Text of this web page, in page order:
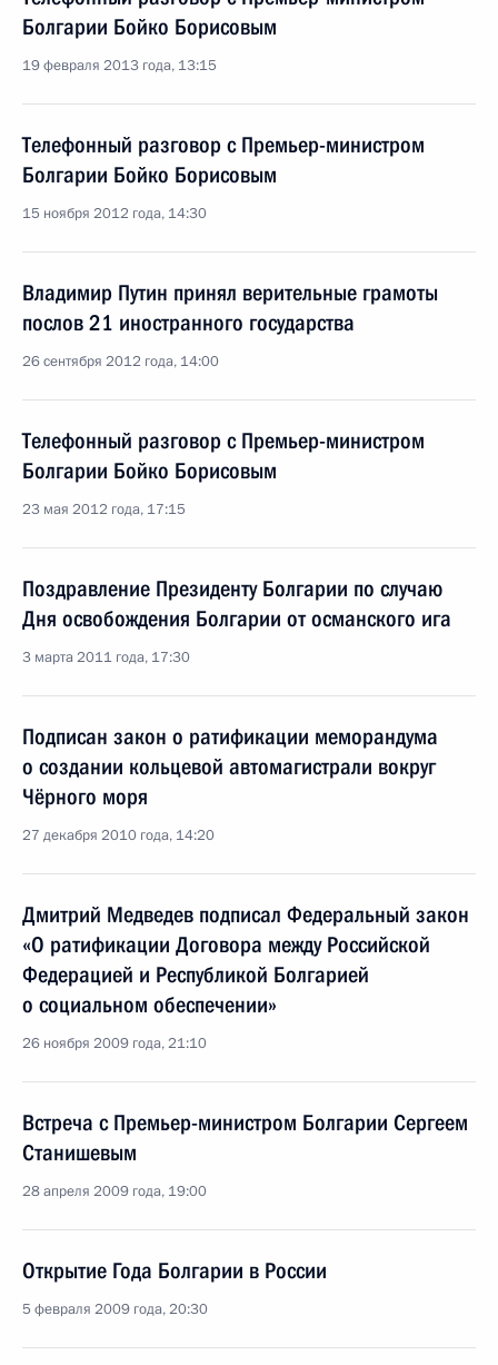
Болгарии Бойко Борисовым
19 февраля 2013 года, 13:15
Телефонный разговор с Премьер-министром
Болгарии Бойко Борисовым
15 ноября 2012 года, 14:30
Владимир Путин принял верительные грамоты
послов 21 иностранного государства
26 сентября 2012 года, 14:00
Телефонный разговор с Премьер-министром
Болгарии Бойко Борисовым
23 мая 2012 года, 17:15
Поздравление Президенту Болгарии по случаю
Дня освобождения Болгарии от османского ига
3 марта 2011 года, 17:30
Подписан закон о ратификации меморандума
о создании кольцевой автомагистрали вокруг
Чёрного моря
27 декабря 2010 года, 14:20
Дмитрий Медведев подписал Федеральный закон
«О ратификации Договора между Российской
Федерацией и Республикой Болгарией
о социальном обеспечении»
26 ноября 2009 года, 21:10
Встреча с Премьер-министром Болгарии Сергеем
Станишевым
28 апреля 2009 года, 19:00
Открытие Года Болгарии в России
5 февраля 2009 года, 20:30